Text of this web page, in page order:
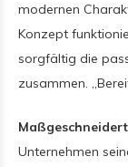
modernen
Konzept
sorgfältig die
zusammen.
Unternehmen